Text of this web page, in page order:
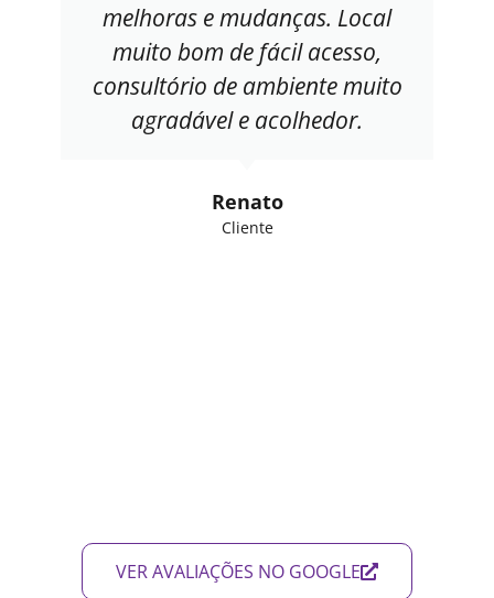
melhoras e mudanças. Local
muito bom de fácil acesso,
consultório de ambiente muito
agradável e acolhedor.
Renato
Cliente
VER AVALIAÇÕES NO GOOGLE